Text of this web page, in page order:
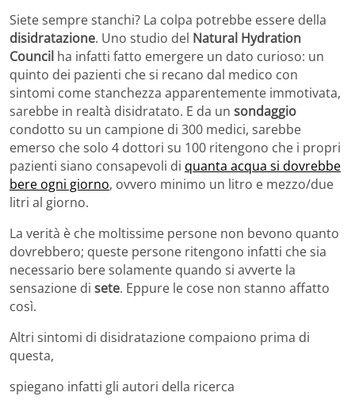
Siete sempre stanchi? La colpa potrebbe essere della
disidratazione. Uno studio del Natural Hydration
Council ha infatti fatto emergere un dato curioso: un
quinto dei pazienti che si recano dal medico con
sintomi come stanchezza apparentemente immotivata,
sarebbe in realtà disidratato. E da un sondaggio
condotto su un campione di 300 medici, sarebbe
emerso che solo 4 dottori su 100 ritengono che i propri
pazienti siano consapevoli di quanta acqua si dovrebbe
bere ogni giorno, ovvero minimo un litro e mezzo/due
litri al giorno.
La verità è che moltissime persone non bevono quanto
dovrebbero; queste persone ritengono infatti che sia
necessario bere solamente quando si avverte la
sensazione di sete. Eppure le cose non stanno affatto
così.
Altri sintomi di disidratazione compaiono prima di
questa,
spiegano infatti gli autori della ricerca